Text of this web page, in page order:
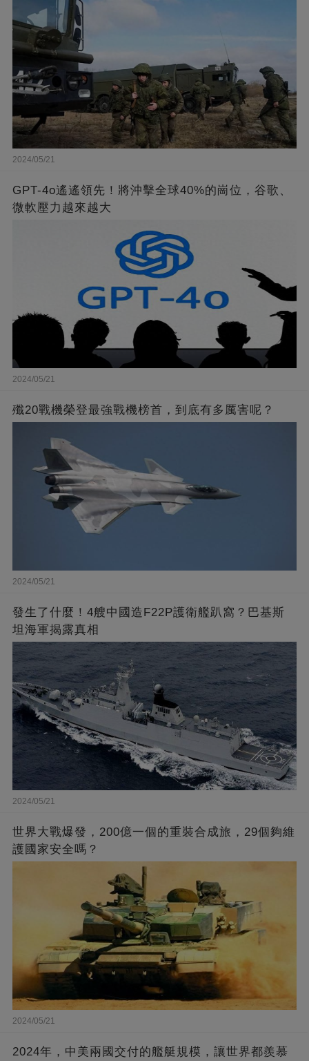
2024/05/21
GPT-4o遙遙領先！將沖擊全球40%的崗位，谷歌、
微軟壓力越來越大
2024/05/21
殲20戰機榮登最強戰機榜首，到底有多厲害呢？
2024/05/21
發生了什麼！4艘中國造F22P護衛艦趴窩？巴基斯
坦海軍揭露真相
2024/05/21
世界大戰爆發，200億一個的重裝合成旅，29個夠維
護國家安全嗎？
2024/05/21
2024年，中美兩國交付的艦艇規模，讓世界都羨慕